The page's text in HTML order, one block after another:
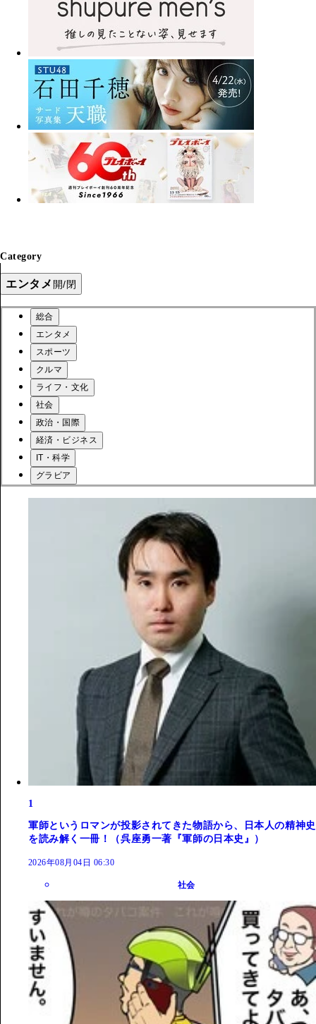
Category
エンタメ 開/閉
総合
エンタメ
スポーツ
クルマ
ライフ・文化
社会
政治・国際
経済・ビジネス
IT・科学
グラビア
1
軍師というロマンが投影されてきた物語から、日本人の精神史
を読み解く一冊！（呉座勇一著『軍師の日本史』）
2026年08月04日 06:30
社会